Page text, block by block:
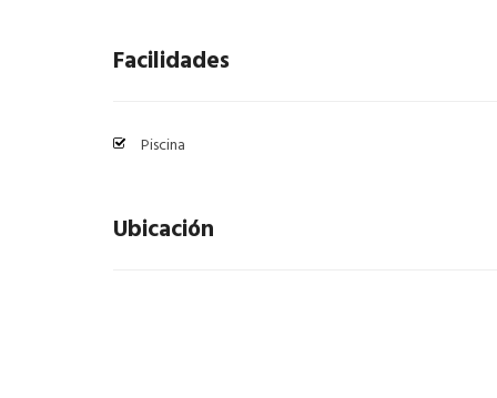
Facilidades
Piscina
Ubicación